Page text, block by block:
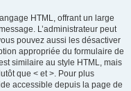
HTML, offrant un large
L’administrateur peut
pouvez aussi les désactiver
appropriée du formulaire de
similaire au style HTML, mais
que < et >. Pour plus
accessible depuis la page de